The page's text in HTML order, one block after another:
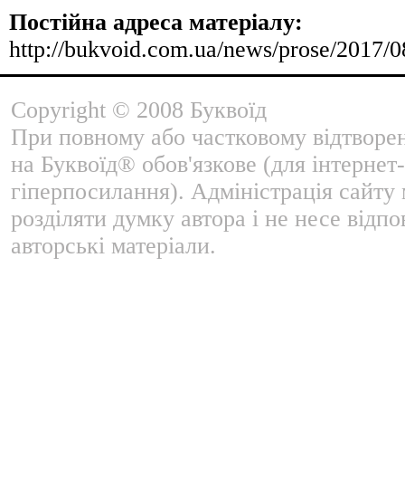
Постійна адреса матеріалу:
http://bukvoid.com.ua/news/prose/2017/
Copyright © 2008 Буквоїд
При повному або частковому
на Буквоїд® обов'язкове (для
гіперпосилання). Адміністрація
розділяти думку автора і не несе
авторські матеріали.